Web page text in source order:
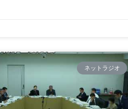
ネットラジオ